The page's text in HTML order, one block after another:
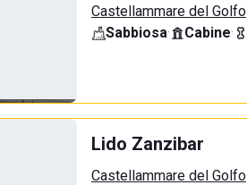
Castellammare del Golfo
Sabbiosa· Cabine·
Lido Zanzibar
Castellammare del Golfo